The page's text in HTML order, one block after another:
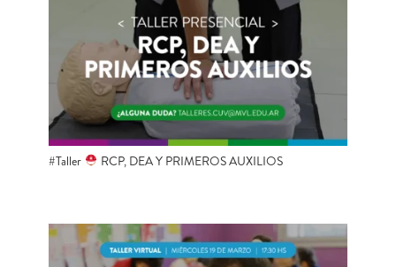
#Taller RCP, DEA Y PRIMEROS AUXILIOS